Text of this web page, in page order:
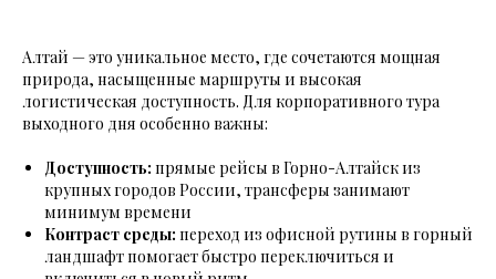
Алтай — это уникальное место, где сочетаются мощная
природа, насыщенные маршруты и высокая
логистическая доступность. Для корпоративного тура
выходного дня особенно важны:
Доступность: прямые рейсы в Горно-Алтайск из
крупных городов России, трансферы занимают
минимум времени
Контраст среды: переход из офисной рутины в горный
ландшафт помогает быстро переключиться и